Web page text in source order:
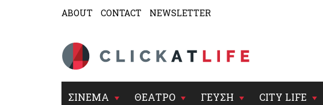
ABOUT CONTACT NEWSLETTER
ΣΙΝΕΜΑ ΘΕΑΤΡΟ ΓΕΥΣΗ CITY LIFE